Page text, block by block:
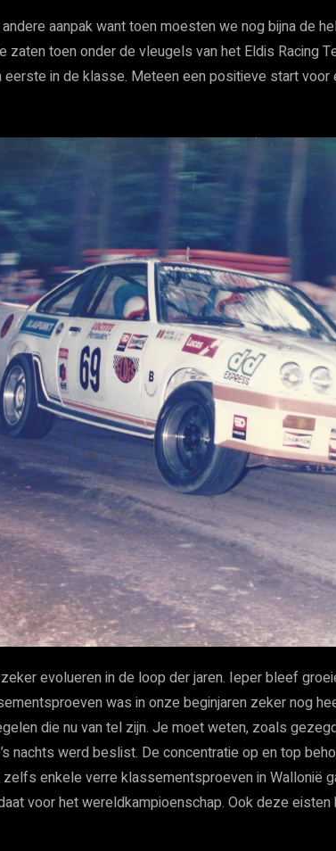
aanpak want toen moesten we nog bijna de
zaten toen onder de vleugels van het Eldis Racing
eerste in de klasse. Meteen een positieve start
evolueren in de loop der jaren. Ieper bleef
was in onze beginjaren zeker nog
die nu van tel zijn. Je moet weten, zoals
nachts werd beslist. De concentratie op en top
enkele verre klassementsproeven in Wallonië
voor het wereldkampioenschap. Ook deze